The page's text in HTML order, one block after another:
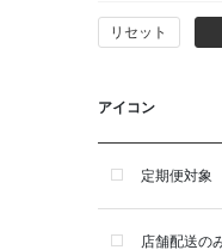
ナチュラル
ウェルネス
アーテミス
セレクトバ
リセット
アイコン
定期便対象
店舗配送の